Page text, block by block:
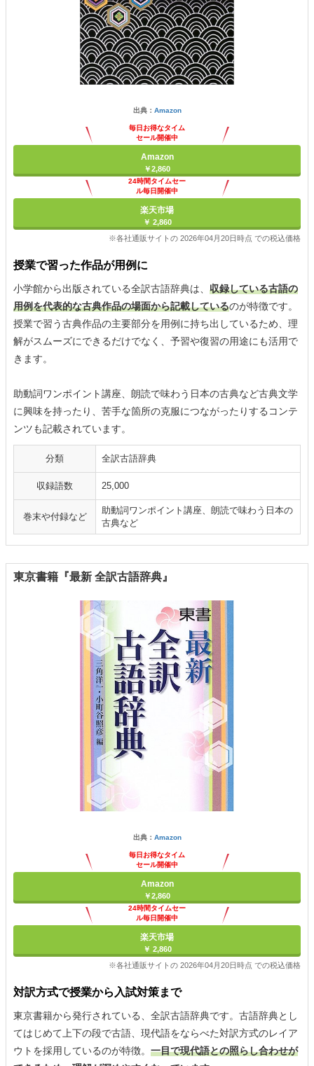
出典： Amazon
毎日お得なタイム
セール開催中
Amazon
￥2,860
24時間タイムセー
ル毎日開催中
楽天市場
￥ 2,860
※各社通販サイトの 2026年04月20日時点 での税込価格
授業で習った作品が用例に
小学館から出版されている全訳古語辞典は、 収録している古語の
用例を代表的な古典作品の場面から記載しているのが特徴です。
授業で習う古典作品の主要部分を用例に持ち出しているため、理
解がスムーズにできるだけでなく、予習や復習の用途にも活用で
きます。
助動詞ワンポイント講座、朗読で味わう日本の古典など古典文学
に興味を持ったり、苦手な箇所の克服につながったりするコンテ
ンツも記載されています。
分類 全訳古語辞典
収録語数 25,000
巻末や付録など
助動詞ワンポイント講座、朗読で味わう日本の
古典など
東京書籍『最新 全訳古語辞典』
出典： Amazon
毎日お得なタイム
セール開催中
Amazon
￥2,860
24時間タイムセー
ル毎日開催中
楽天市場
￥ 2,860
※各社通販サイトの 2026年04月20日時点 での税込価格
対訳方式で授業から入試対策まで
東京書籍から発行されている、全訳古語辞典です。古語辞典とし
てはじめて上下の段で古語、現代語をならべた対訳方式のレイア
ウトを採用しているのが特徴。 一目で現代語との照らし合わせが